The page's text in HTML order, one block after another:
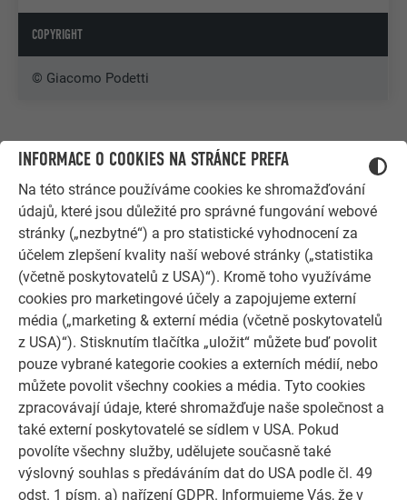
INFORMACE O COOKIES NA STRÁNCE PREFA
Na této stránce používáme cookies ke shromažďování
údajů, které jsou důležité pro správné fungování webové
stránky („nezbytné“) a pro statistické vyhodnocení za
účelem zlepšení kvality naší webové stránky („statistika
(včetně poskytovatelů z USA)“). Kromě toho využíváme
cookies pro marketingové účely a zapojujeme externí
média („marketing & externí média (včetně poskytovatelů
z USA)“). Stisknutím tlačítka „uložit“ můžete buď povolit
pouze vybrané kategorie cookies a externích médií, nebo
můžete povolit všechny cookies a média. Tyto cookies
zpracovávají údaje, které shromažďuje naše společnost a
také externí poskytovatelé se sídlem v USA. Pokud
povolíte všechny služby, udělujete současně také
výslovný souhlas s předáváním dat do USA podle čl. 49
odst. 1 písm. a) nařízení GDPR. Informujeme Vás, že v
COPYRIGHT
© Giacomo Podetti
NECHTE SE INSPIROVAT
DALŠÍ OBJEKTY
Referenční galerie PREFA ukazuje, jak všestranné může
být využití hliníku. Objevte další působivé projekty s